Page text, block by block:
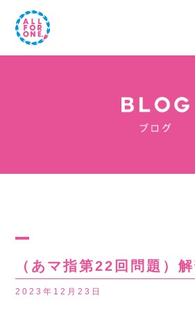
（あマ指第22回問題）
2023年12月23日